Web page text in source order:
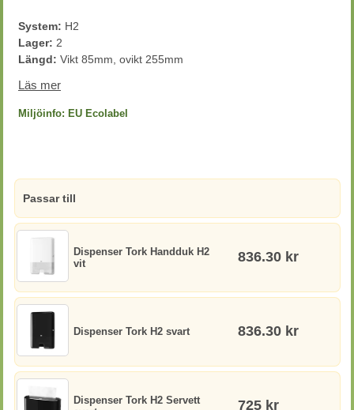
System: H2
Lager: 2
Längd: Vikt 85mm, ovikt 255mm
Färg:Vit
Torks artikelnummer:
Läs mer
Miljöinfo: EU Ecolabel
Passar till
Dispenser Tork Handduk H2
vit
836.30 kr
Dispenser Tork H2 svart 836.30 kr
Dispenser Tork H2 Servett
725 kr